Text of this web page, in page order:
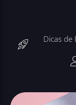
Dicas de